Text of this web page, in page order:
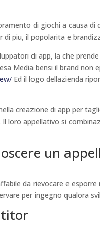
di giochi a causa di
piu, il popolarita e
di app, la che
Media bensi il brand
Ed il logo dellazienda
creazione di app per
loro appellativo si
un
da rievocare e esporre
per ingegno qualora